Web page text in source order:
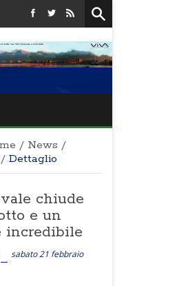
/ News /
/ Dettaglio
chiude
e un
incredibile
sabato 21 febbraio